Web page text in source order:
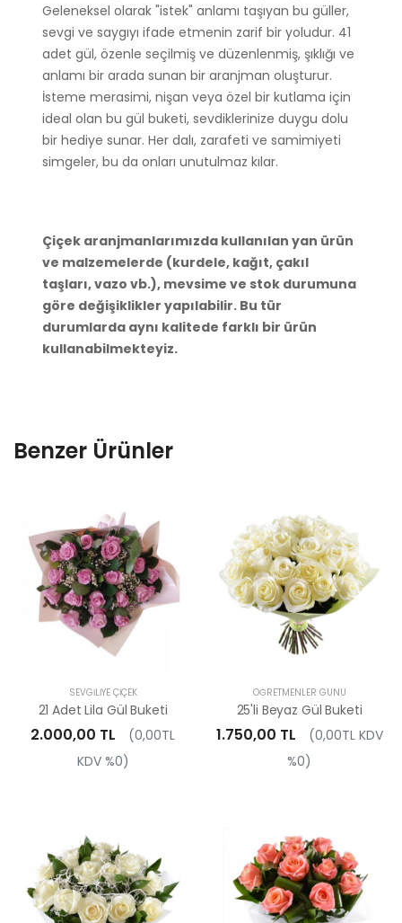
Geleneksel olarak "istek" anlamı taşıyan bu güller,
sevgi ve saygıyı ifade etmenin zarif bir yoludur. 41
adet gül, özenle seçilmiş ve düzenlenmiş, şıklığı ve
anlamı bir arada sunan bir aranjman oluşturur.
İsteme merasimi, nişan veya özel bir kutlama için
ideal olan bu gül buketi, sevdiklerinize duygu dolu
bir hediye sunar. Her dalı, zarafeti ve samimiyeti
simgeler, bu da onları unutulmaz kılar.
Çiçek aranjmanlarımızda kullanılan yan ürün
ve malzemelerde (kurdele, kağıt, çakıl
taşları, vazo vb.), mevsime ve stok durumuna
göre değişiklikler yapılabilir. Bu tür
durumlarda aynı kalitede farklı bir ürün
kullanabilmekteyiz.
Benzer Ürünler
SEVGILIYE ÇIÇEK
21 Adet Lila Gül Buketi
2.000,00 TL
(0,00TL
KDV %0)
ÖĞRETMENLER GÜNÜ
25'li Beyaz Gül Buketi
1.750,00 TL
(0,00TL KDV
%0)